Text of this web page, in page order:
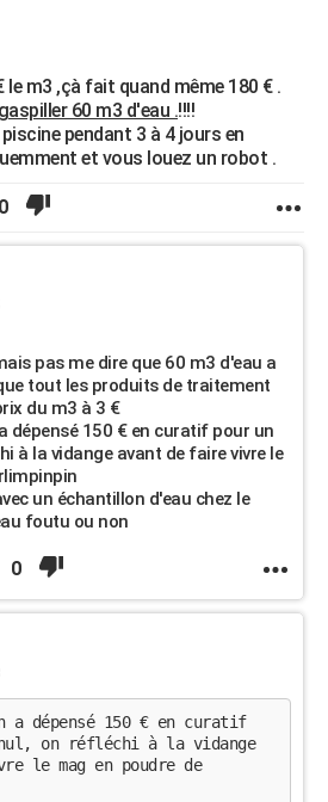
le m3 ,çà fait quand même 180 € .
60 m3 d'eau .!!!!
pendant 3 à 4 jours en
et vous louez un robot .
0
pas me dire que 60 m3 d'eau a
tout les produits de traitement
du m3 à 3 €
dépensé 150 € en curatif pour un
à la vidange avant de faire vivre le
un échantillon d'eau chez le
foutu ou non
0
a dépensé 150 € en curatif
on réfléchi à la vidange
le mag en poudre de